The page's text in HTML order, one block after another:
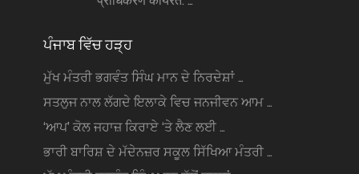
ਪੰਜਾਬ ਵਿੱਚ ਹੜ੍ਹ
ਮੁੱਖ ਮੰਤਰੀ ਭਗਵੰਤ ਸਿੰਘ ਮਾਨ ਦੇ ਨਿਰਦੇਸ਼ਾਂ …
ਸਤਲੁਜ ਨਾਲ ਲੱਗਦੇ ਇਲਾਕੇ ਵਿਚ ਜਨਜੀਵਨ ਆਮ …
‘ਆਪ’ ਕੋਲ ਜਹਾਜ਼ ਕਿਰਾਏ ‘ਤੇ ਲੈਣ ਲਈ …
ਭਾਰੀ ਬਾਰਿਸ਼ ਦੇ ਮੱਦੇਨਜ਼ਰ ਸਕੂਲ ਸਿੱਖਿਆ ਮੰਤਰੀ …